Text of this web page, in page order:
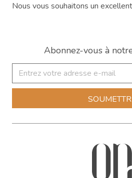
Nous vous souhaitons un
Abonnez-vous à